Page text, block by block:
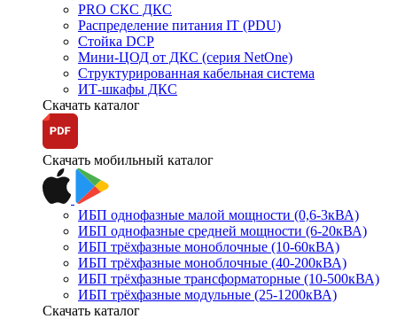
PRO СКС ДКС
Распределение питания IT (PDU)
Стойка DCP
Мини-ЦОД от ДКС (серия NetOne)
Структурированная кабельная система
ИТ-шкафы ДКС
Скачать каталог
Скачать мобильный каталог
ИБП однофазные малой мощности (0,6-3кВА)
ИБП однофазные средней мощности (6-20кВА)
ИБП трёхфазные моноблочные (10-60кВА)
ИБП трёхфазные моноблочные (40-200кВА)
ИБП трёхфазные трансформаторные (10-500кВА)
ИБП трёхфазные модульные (25-1200кВА)
Скачать каталог